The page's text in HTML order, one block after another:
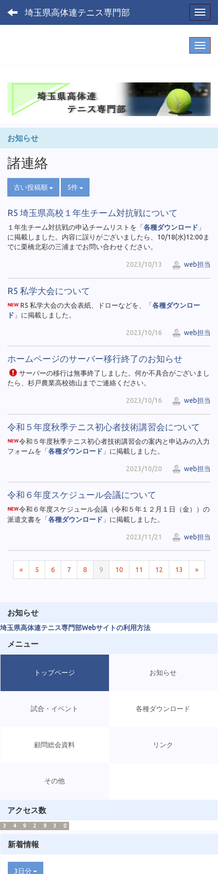
埼玉県高体連テニス専門部
お知らせ
諸連絡
古い投稿順 5件
R5 埼玉県高校１年生チーム対抗戦について
１年生チーム対抗戦の申込チームリストを「各種ダウンロード 」
に掲載しました。内容に誤りがございましたら、10/18(水)12:00ま
でに栗橋北彩の三浦までお問い合わせください。
2023/10/13 web担当
R5 私学大会について
R5 私学大会の大会表紙、ドローなどを、「各種ダウンロー
ド 」に掲載しました。
2023/10/16 web担当
ホームページのサーバー移行終了のお知らせ
サーバーの移行は無事終了しました。何か不具合がございまし
たら、杉戸農業高校徳山までご連絡ください。
2023/10/16 web担当
令和５年度秋季テニス初心者技術講習会について
令和５年度秋季テニス初心者技術講習会の案内と申込みの入力
フォームを「各種ダウンロード 」に掲載しました。
2023/10/20 web担当
令和６年度スケジュール会議について
令和６年度スケジュール会議（令和５年１２月１日（金））の
派遣文書を「各種ダウンロード 」に掲載しました。
2023/11/21 web担当
« 5 6 7 8 9 10 11 12 13 »
お知らせ
埼玉県高体連テニス専門部Webサイトの利用方法
メニュー
トップページ お知らせ
試合・イベント 各種ダウンロード
顧問総会資料 リンク
その他
アクセス数
3 4 9 2 9 3 0
新着情報
3日分